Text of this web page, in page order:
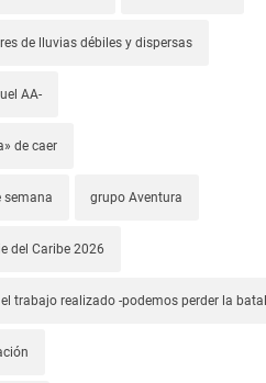
de lluvias débiles y dispersas
AA-
de caer
semana grupo Aventura
del Caribe 2026
trabajo realizado -podemos perder la